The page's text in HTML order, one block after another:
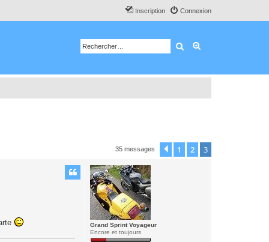
Connexion
Inscription
Rechercher
35 messages Précédent
1 2 3
Grand Sprint Voyageur
Encore et toujours